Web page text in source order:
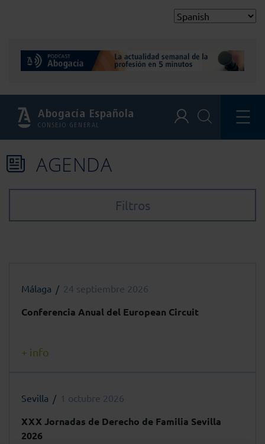
Abogacía Española
CONSEJO GENERAL
AGENDA
Filtros
Málaga 24 septiembre 2026
Conferencia Anual del European Circuit
+ info
Sevilla 1 octubre 2026
XXX Jornadas de Derecho de Familia Sevilla
2026